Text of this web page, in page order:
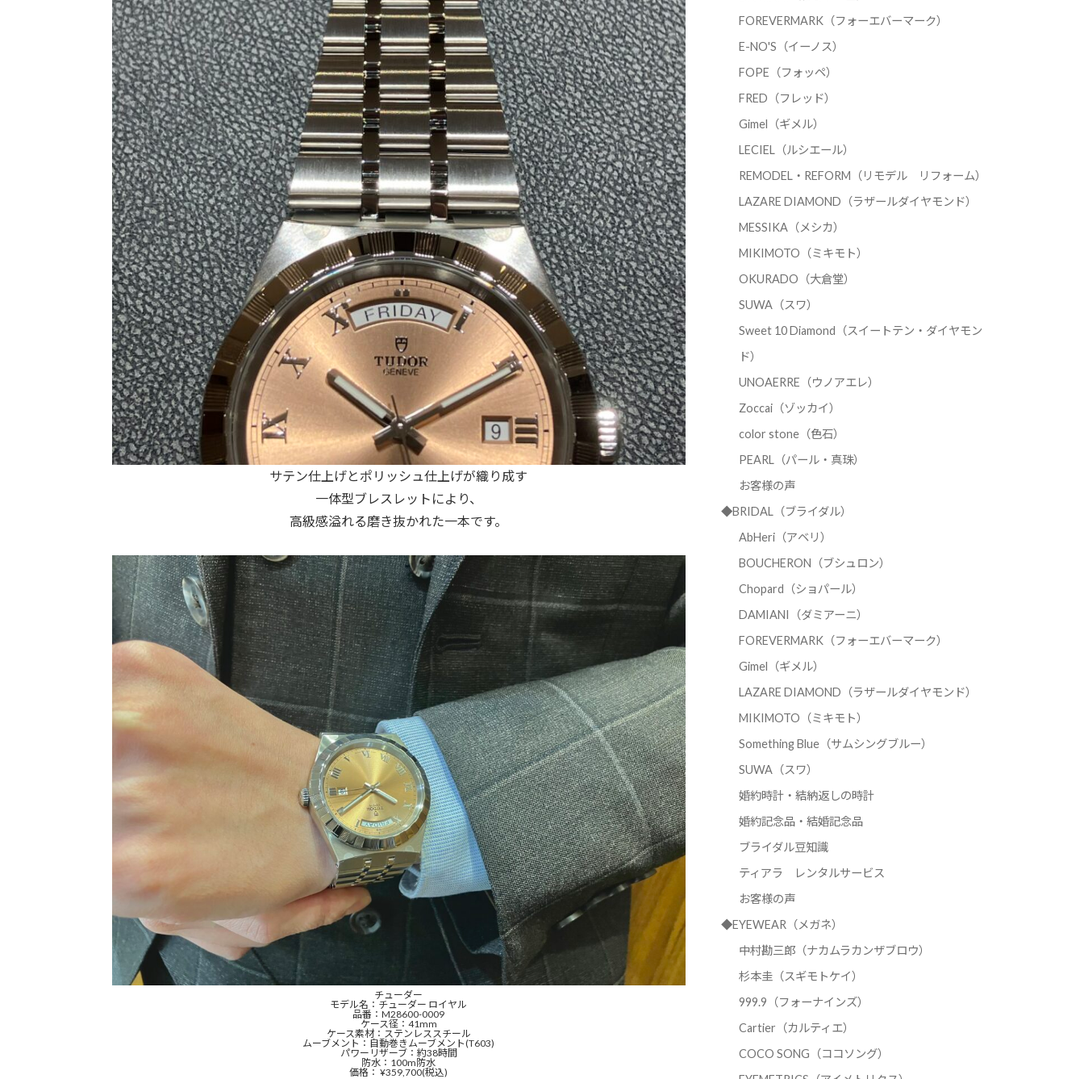
サテン仕上げとポリッシュ仕上げが織り成す
一体型ブレスレットにより、
高級感溢れる磨き抜かれた一本です。
チューダー
モデル名：チューダー ロイヤル
品番：M28600-0009
ケース径：41mm
ケース素材：ステンレススチール
ムーブメント：自動巻きムーブメント(T603)
パワーリザーブ：約38時間
防水：100m防水
価格： ¥359,700(税込)
FOREVERMARK（フォーエバーマーク）
E-NO'S（イーノス）
FOPE（フォッペ）
FRED（フレッド）
Gimel（ギメル）
LECIEL（ルシエール）
REMODEL・REFORM（リモデル リフォーム）
LAZARE DIAMOND（ラザールダイヤモンド）
MESSIKA（メシカ）
MIKIMOTO（ミキモト）
OKURADO（大倉堂）
SUWA（スワ）
Sweet 10 Diamond（スイートテン・ダイヤモン
ド）
UNOAERRE（ウノアエレ）
Zoccai（ゾッカイ）
color stone（色石）
PEARL（パール・真珠）
お客様の声
◆BRIDAL（ブライダル）
AbHeri（アベリ）
BOUCHERON（ブシュロン）
Chopard（ショパール）
DAMIANI（ダミアーニ）
FOREVERMARK（フォーエバーマーク）
Gimel（ギメル）
LAZARE DIAMOND（ラザールダイヤモンド）
MIKIMOTO（ミキモト）
Something Blue（サムシングブルー）
SUWA（スワ）
婚約時計・結納返しの時計
婚約記念品・結婚記念品
ブライダル豆知識
ティアラ レンタルサービス
お客様の声
◆EYEWEAR（メガネ）
中村勘三郎（ナカムラカンザブロウ）
杉本圭（スギモトケイ）
999.9（フォーナインズ）
Cartier（カルティエ）
COCO SONG（ココソング）